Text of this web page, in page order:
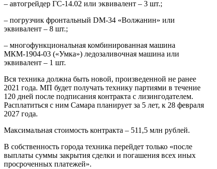
– автогрейдер ГС-14.02 или эквивалент – 3 шт.;
– погрузчик фронтальный DM-34 «Волжанин» или
эквивалент – 8 шт.;
– многофункциональная комбинированная машина
МКМ-1904-03 («Умка») ледозаливочная машина или
эквивалент – 1 шт.
Вся техника должна быть новой, произведенной не ранее
2021 года. МП будет получать технику партиями в течение
120 дней после подписания контракта с лизингодателем.
Расплатиться с ним Самара планирует за 5 лет, к 28 февраля
2027 года.
Максимальная стоимость контракта – 511,5 млн рублей.
В собственность города техника перейдет только «после
выплаты суммы закрытия сделки и погашения всех иных
просроченных платежей».